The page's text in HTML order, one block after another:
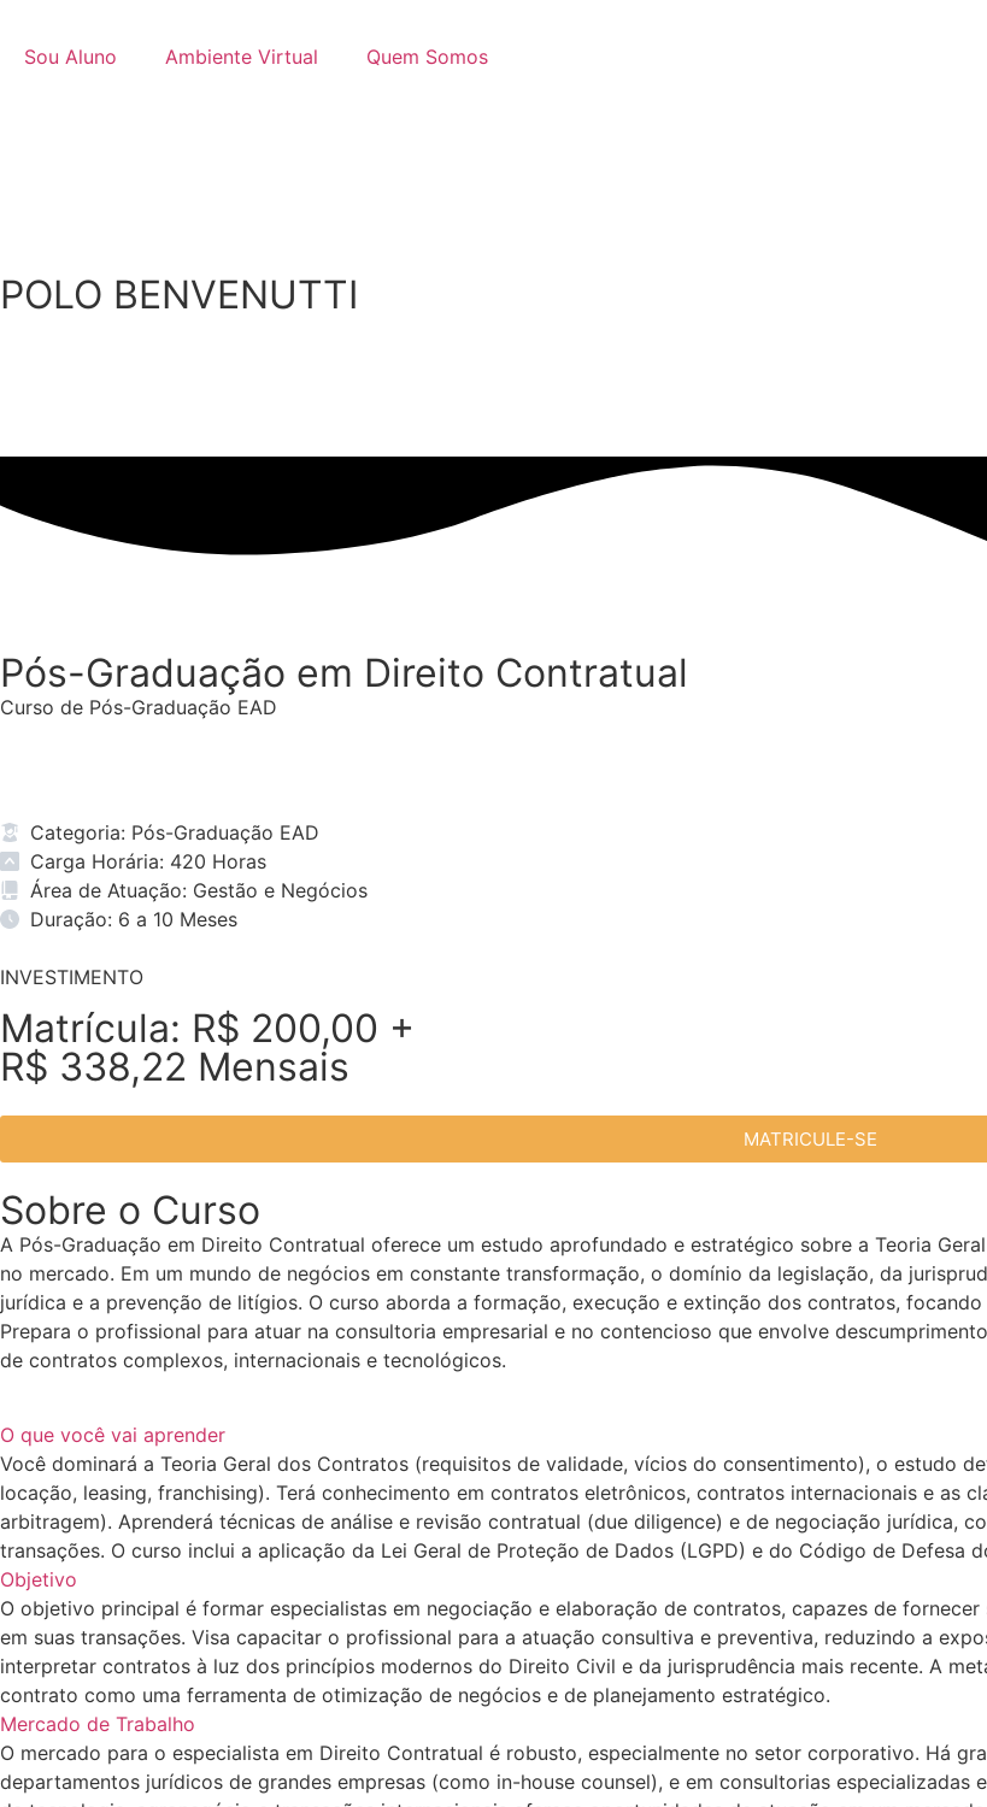
Sou Aluno Ambiente Virtual Quem Somos
POLO BENVENUTTI
Pós-Graduação em Direito Contratual
Curso de Pós-Graduação EAD
Categoria: Pós-Graduação EAD
Carga Horária: 420 Horas
Área de Atuação: Gestão e Negócios
Duração: 6 a 10 Meses
INVESTIMENTO
Matrícula: R$ 200,00 +
R$ 338,22 Mensais
MATRICULE-SE
Sobre o Curso
A Pós-Graduação em Direito Contratual oferece um estudo aprofundado e estratégico sobre a Teoria
no mercado. Em um mundo de negócios em constante transformação, o domínio da legislação, da
jurídica e a prevenção de litígios. O curso aborda a formação, execução e extinção dos contratos,
Prepara o profissional para atuar na consultoria empresarial e no contencioso que envolve
de contratos complexos, internacionais e tecnológicos.
O que você vai aprender
Você dominará a Teoria Geral dos Contratos (requisitos de validade, vícios do consentimento), o estudo
locação, leasing, franchising). Terá conhecimento em contratos eletrônicos, contratos internacionais e as
arbitragem). Aprenderá técnicas de análise e revisão contratual (due diligence) e de negociação jurídica,
transações. O curso inclui a aplicação da Lei Geral de Proteção de Dados (LGPD) e do Código de Defesa
Objetivo
O objetivo principal é formar especialistas em negociação e elaboração de contratos, capazes de
em suas transações. Visa capacitar o profissional para a atuação consultiva e preventiva, reduzindo a
interpretar contratos à luz dos princípios modernos do Direito Civil e da jurisprudência mais recente. A
contrato como uma ferramenta de otimização de negócios e de planejamento estratégico.
Mercado de Trabalho
O mercado para o especialista em Direito Contratual é robusto, especialmente no setor corporativo. Há
departamentos jurídicos de grandes empresas (como in-house counsel), e em consultorias